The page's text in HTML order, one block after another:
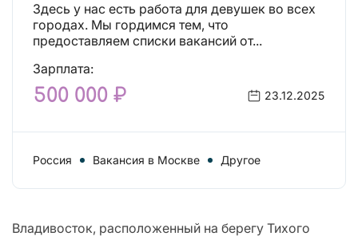
Здесь у нас есть работа для девушек во всех
городах. Мы гордимся тем, что
предоставляем списки вакансий от...
Зарплата:
500 000 ₽ 23.12.2025
Россия Вакансия в Москве Другое
Владивосток, расположенный на берегу Тихого